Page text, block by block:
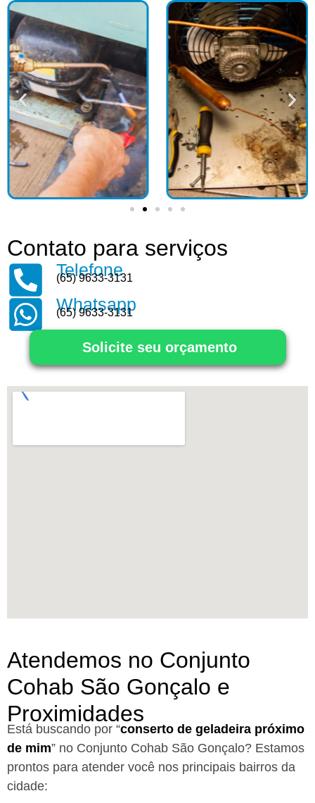
Contato para serviços
Telefone
(65) 9633-3131
Whatsapp
(65) 9633-3131
Solicite seu orçamento
Atendemos no Conjunto
Cohab São Gonçalo e
Proximidades
Está buscando por “conserto de geladeira próximo
de mim” no Conjunto Cohab São Gonçalo? Estamos
prontos para atender você nos principais bairros da
cidade: